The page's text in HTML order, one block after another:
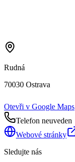
Rudná
70030 Ostrava
Otevři v Google Maps
Telefon neuveden
Webové stránky
Sledujte nás